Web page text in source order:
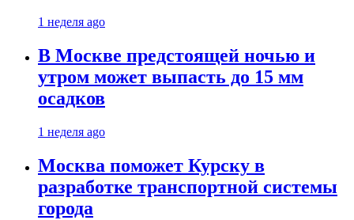
1 неделя ago
В Москве предстоящей ночью и
утром может выпасть до 15 мм
осадков
1 неделя ago
Москва поможет Курску в
разработке транспортной системы
города